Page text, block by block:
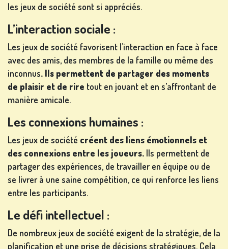
JEUX DE
SOCIÉTÉ
JEUX
JEUX
POKER
les jeux de société sont si appréciés.
L’interaction sociale :
Les jeux de société favorisent l’interaction en face à face
avec des amis, des membres de la famille ou même des
inconnus. Ils permettent de partager des moments
de plaisir et de rire tout en jouant et en s’affrontant de
manière amicale.
Les connexions humaines :
Les jeux de société créent des liens émotionnels et
des connexions entre les joueurs. Ils permettent de
partager des expériences, de travailler en équipe ou de
se livrer à une saine compétition, ce qui renforce les liens
entre les participants.
Le défi intellectuel :
De nombreux jeux de société exigent de la stratégie, de la
planification et une prise de décisions stratégiques. Cela